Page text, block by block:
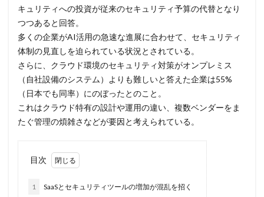
なりすましメール
ニチレイ ニトリ
ニュース
ネット
ネットワーク侵入
ノーウェアランサム
のっとり
バージョン
ハードディスク
バグ
ハクティビズム
パケット
パスワード
パスワードスプレー
パスワードレス
ハッカーグループ
ハッカー集団
ハッキング
ハッキングされました
キュリティへの投資が従来のセキュリティ予算の代替となり
つつあると回答。
多くの企業がAI活用の急速な進展に合わせて、セキュリティ
体制の見直しを迫られている状況とされている。
さらに、クラウド環境のセキュリティ対策がオンプレミス
（自社設備のシステム）よりも難しいと答えた企業は55%
（日本でも同率）にのぼったとのこと。
これはクラウド特有の設計や運用の違い、複数ベンダーをま
たぐ管理の煩雑さなどが要因と考えられている。
目次
1 SaaSとセキュリティツールの増加が混乱を招く